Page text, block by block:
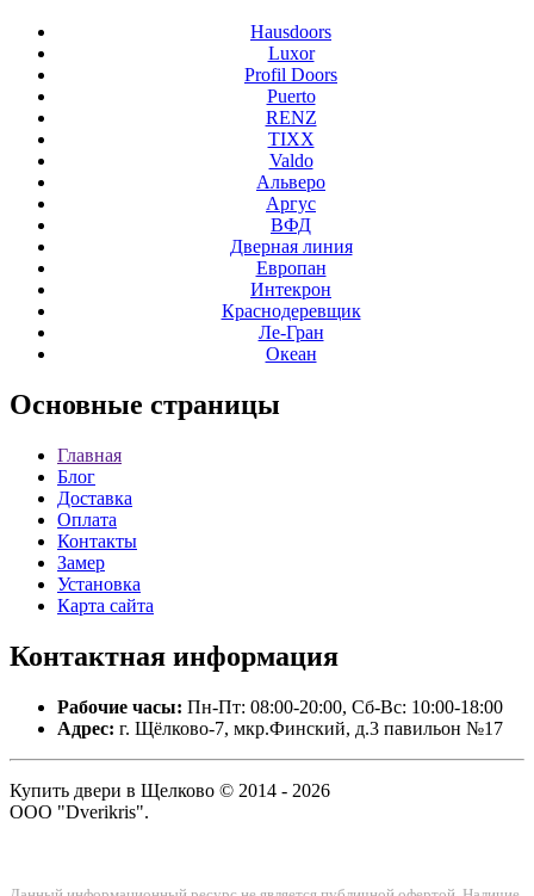
Hausdoors
Luxor
Profil Doors
Puerto
RENZ
TIXX
Valdo
Альверо
Аргус
ВФД
Дверная линия
Европан
Интекрон
Краснодеревщик
Ле-Гран
Океан
Основные страницы
Главная
Блог
Доставка
Оплата
Контакты
Замер
Установка
Карта сайта
Контактная информация
Рабочие часы: Пн-Пт: 08:00-20:00, Сб-Вс: 10:00-18:00
Адрес: г. Щёлково-7, мкр.Финский, д.3 павильон №17
Купить двери в Щелково © 2014 - 2026
ООО "Dverikris".